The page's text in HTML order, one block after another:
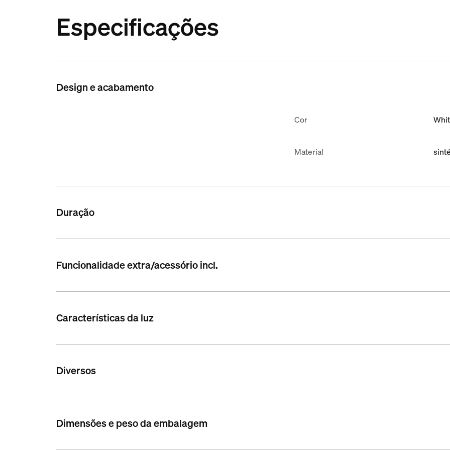
Especificações
Design e acabamento
Cor
Material
Duração
Funcionalidade extra/acessório incl.
Características da luz
Diversos
Dimensões e peso da embalagem